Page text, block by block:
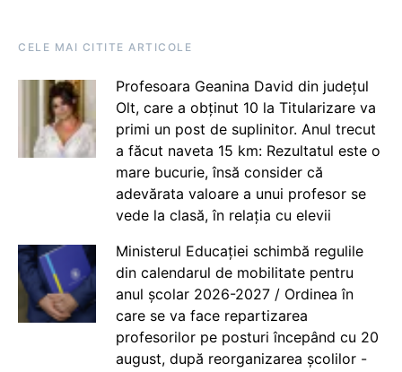
CELE MAI CITITE ARTICOLE
Profesoara Geanina David din județul
Olt, care a obținut 10 la Titularizare va
primi un post de suplinitor. Anul trecut
a făcut naveta 15 km: Rezultatul este o
mare bucurie, însă consider că
adevărata valoare a unui profesor se
vede la clasă, în relația cu elevii
Ministerul Educației schimbă regulile
din calendarul de mobilitate pentru
anul școlar 2026-2027 / Ordinea în
care se va face repartizarea
profesorilor pe posturi începând cu 20
august, după reorganizarea școlilor -